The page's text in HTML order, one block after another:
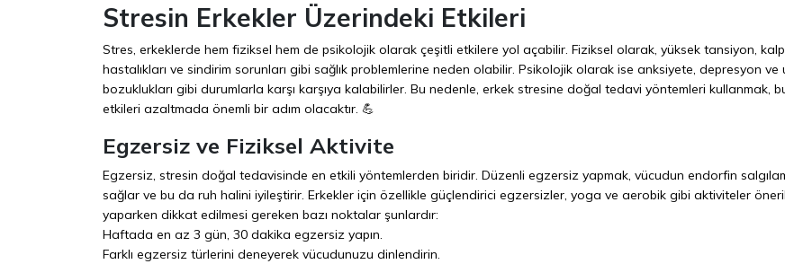
Stresin Erkekler Üzerindeki Etkileri
Stres, erkeklerde hem fiziksel hem de psikolojik olarak çeşitli etkilere yol açabilir. Fiziksel olarak, yüksek tansiyon, kalp
hastalıkları ve sindirim sorunları gibi sağlık problemlerine neden olabilir. Psikolojik olarak ise anksiyete, depresyon ve
bozuklukları gibi durumlarla karşı karşıya kalabilirler. Bu nedenle, erkek stresine doğal tedavi yöntemleri kullanmak,
etkileri azaltmada önemli bir adım olacaktır. 💪
Egzersiz ve Fiziksel Aktivite
Egzersiz, stresin doğal tedavisinde en etkili yöntemlerden biridir. Düzenli egzersiz yapmak, vücudun endorfin
sağlar ve bu da ruh halini iyileştirir. Erkekler için özellikle güçlendirici egzersizler, yoga ve aerobik gibi aktiviteler
yaparken dikkat edilmesi gereken bazı noktalar şunlardır:
Haftada en az 3 gün, 30 dakika egzersiz yapın.
Farklı egzersiz türlerini deneyerek vücudunuzu dinlendirin.